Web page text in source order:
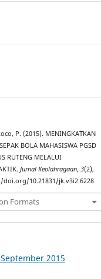
P. (2015). MENINGKATKAN
BOLA MAHASISWA PGSD
RUTENG MELALUI
Jurnal Keolahragaan,3(2),
doi.org/10.21831/jk.v3i2.6228
Formats
2015